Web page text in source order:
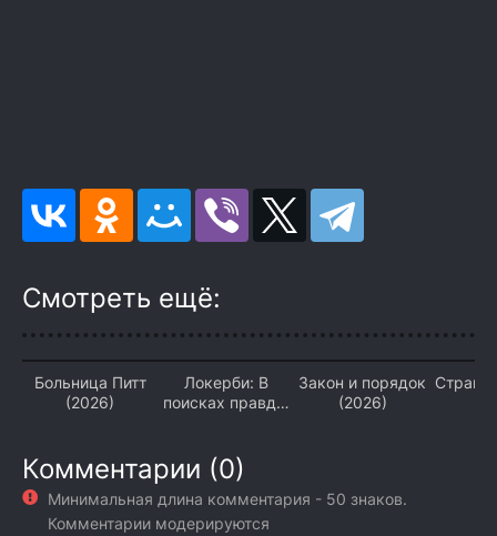
Смотреть ещё:
Больница Питт
(2026)
Локерби: В
поисках правды
Закон и порядок
(2026)
Страна
Комментарии (0)
Минимальная длина комментария - 50 знаков.
Комментарии модерируются